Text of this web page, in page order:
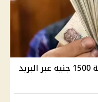
صرف منحة العمالة غير المنتظمة 1500 جنيه عبر البريد